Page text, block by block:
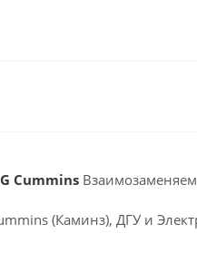
Cummins
(Каминз), ДГУ и